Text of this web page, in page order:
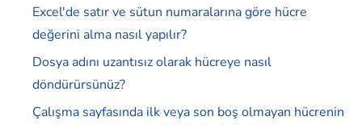
Excel'de satır ve sütun numaralarına göre hücre
değerini alma nasıl yapılır?
Dosya adını uzantısız olarak hücreye nasıl
döndürürsünüz?
Çalışma sayfasında ilk veya son boş olmayan hücrenin